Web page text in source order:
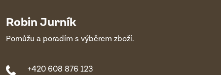
Robin Jurník
Pomůžu a poradím s výběrem zboží.
+420 608 876 123